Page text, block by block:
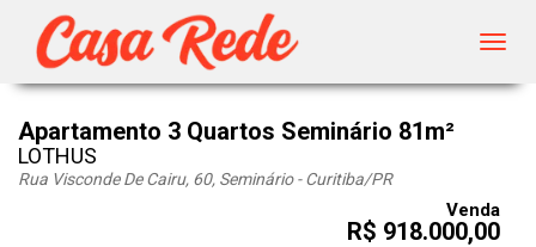
Apartamento 3 Quartos Seminário 81m²
LOTHUS
Rua Visconde De Cairu, 60, Seminário - Curitiba/PR
Venda
R$ 918.000,00